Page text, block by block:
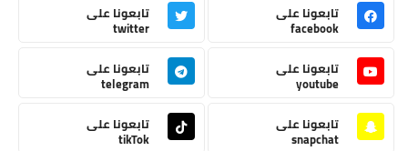
تابعونا على
facebook
تابعونا على
twitter
تابعونا على
youtube
تابعونا على
telegram
تابعونا على
snapchat
تابعونا على
tikTok